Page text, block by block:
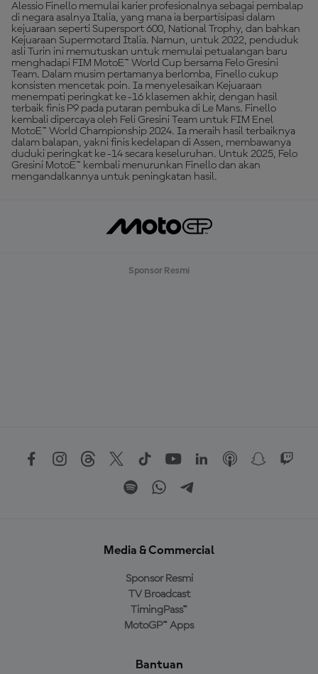
Alessio Finello memulai karier profesionalnya sebagai pembalap
di negara asalnya Italia, yang mana ia berpartisipasi dalam
kejuaraan seperti Supersport 600, National Trophy, dan bahkan
Kejuaraan Supermotard Italia. Namun, untuk 2022, penduduk
asli Turin ini memutuskan untuk memulai petualangan baru
menghadapi FIM MotoE™ World Cup bersama Felo Gresini
Team. Dalam musim pertamanya berlomba, Finello cukup
konsisten mencetak poin. Ia menyelesaikan Kejuaraan
menempati peringkat ke-16 klasemen akhir, dengan hasil
terbaik finis P9 pada putaran pembuka di Le Mans. Finello
kembali dipercaya oleh Feli Gresini Team untuk FIM Enel
MotoE™ World Championship 2024. Ia meraih hasil terbaiknya
dalam balapan, yakni finis kedelapan di Assen, membawanya
duduki peringkat ke-14 secara keseluruhan. Untuk 2025, Felo
Gresini MotoE™ kembali menurunkan Finello dan akan
mengandalkannya untuk peningkatan hasil.
Sponsor Resmi
Media & Commercial
Sponsor Resmi
TV Broadcast
TimingPass™
MotoGP™ Apps
Bantuan